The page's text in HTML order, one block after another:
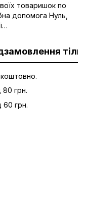
товаришок по
допомога Нуль,
грн.
грн.